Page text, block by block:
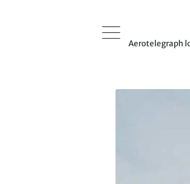
Aerotelegraph